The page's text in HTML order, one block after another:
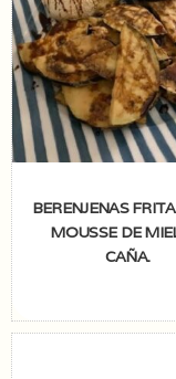
BERENJENAS
MOUSSE DE
CAÑA.